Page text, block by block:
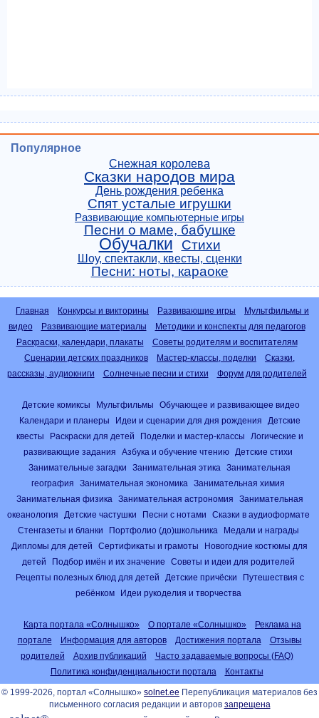
Популярное
Снежная королева
Сказки народов мира
День рождения ребенка
Спят усталые игрушки
Развивающие компьютерные игры
Песни о маме, бабушке
Обучалки Стихи
Шоу, спектакли, квесты, сценки
Песни: ноты, караоке
Главная Конкурсы и викторины Развивающие игры
Мультфильмы и
видео
Развивающие материалы
Методики и конспекты для педагогов
Раскраски, календари, плакаты
Советы родителям и воспитателям
Сценарии детских праздников
Мастер-классы, поделки
Сказки,
рассказы, аудиокниги
Солнечные песни и стихи Форум для родителей
Детские комиксы Мультфильмы
Обучающее и развивающее видео
Календари и планеры
Идеи и сценарии для дня рождения
Детские
квесты
Раскраски для детей Поделки и мастер-классы
Логические и
развивающие задания
Азбука и обучение чтению
Детские стихи
Занимательные загадки
Занимательная этика
Занимательная
география
Занимательная экономика
Занимательная химия
Занимательная физика
Занимательная астрономия
Занимательная
океанология
Детские частушки Песни с нотами
Сказки в аудиоформате
Стенгазеты и бланки
Портфолио (до)школьника
Медали и награды
Дипломы для детей
Сертификаты и грамоты
Новогодние костюмы для
детей
Подбор имён и их значение
Советы и идеи для родителей
Рецепты полезных блюд для детей
Детские причёски
Путешествия с
ребёнком
Идеи рукоделия и творчества
Карта портала «Солнышко» О портале «Солнышко»
Реклама на
портале
Информация для авторов Достижения портала
Отзывы
родителей
Архив публикаций
Часто задаваемые вопросы (FAQ)
Политика конфиденциальности портала
Контакты
© 1999-2026, портал «Солнышко» solnet.ee Перепубликация материалов без
письменного согласия редакции и авторов запрещена